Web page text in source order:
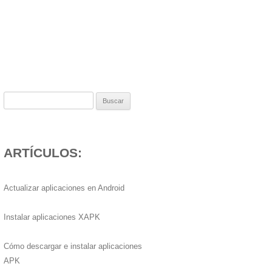
ARTÍCULOS:
Actualizar aplicaciones en Android
Instalar aplicaciones XAPK
Cómo descargar e instalar aplicaciones
APK